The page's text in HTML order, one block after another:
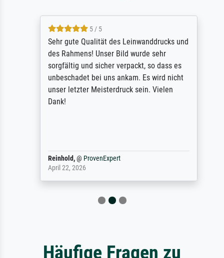
5 / 5
Sehr gute Qualität des Leinwanddrucks und
des Rahmens! Unser Bild wurde sehr
sorgfältig und sicher verpackt, so dass es
unbeschadet bei uns ankam. Es wird nicht
unser letzter Meisterdruck sein. Vielen
Dank!
Reinhold, @ProvenExpert
April 22, 2026
Häufige Fragen zu